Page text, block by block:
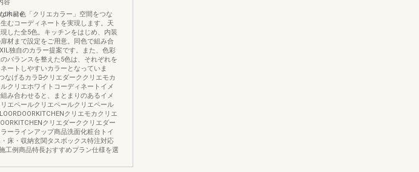
容
木目色「クリエカラー」空間をつな
むコーディネートを実現します。天
した全5色。キッチンをはじめ、内装
材まで設定をご用意。同色で組み合
独自のカラー提案です。また、色彩
バランスを整えた5色は、それぞれを
ートしやすいカラーとなっていま
なげるカラー̶クリエダーククリエモカ
クリエホワイトコーディネートイメ
み合わせると、まとまりのあるイメ
エペールクリエペールクリエペール
クリエモカクリエ
クリエダーククリエダー
ーラインアップ商品洗面化粧台トイ
床・収納玄関タスボックス特注対応
工例商品特長おすすめプラン仕様を選